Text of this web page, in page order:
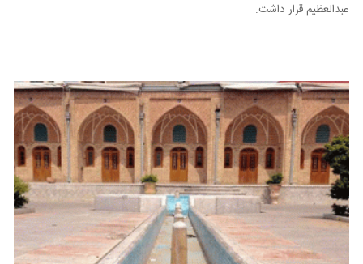
عبدالعظیم قرار داشت.